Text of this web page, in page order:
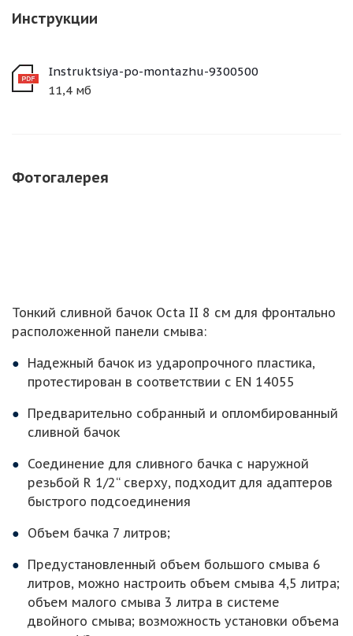
Тонкий сливной бачок Octa II 8 см для фронтально
расположенной панели смыва:
Надежный бачок из ударопрочного пластика,
протестирован в соответствии с EN 14055
Предварительно собранный и опломбированный
сливной бачок
Соединение для сливного бачка с наружной
резьбой R 1/2“ сверху, подходит для адаптеров
быстрого подсоединения
Объем бачка 7 литров;
Предустановленный объем большого смыва 6
литров, можно настроить объем смыва 4,5 литра;
объем малого смыва 3 литра в системе
двойного смыва; возможность установки объема
Инструкции
Instruktsiya-po-montazhu-9300500
11,4 мб
Фотогалерея